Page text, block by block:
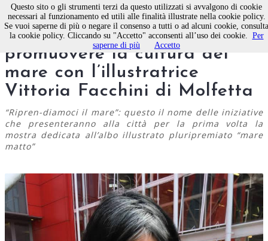
“Il popolo granchio” torna a
promuovere la cultura del
mare con l’illustratrice
Vittoria Facchini di Molfetta
“Ripren-diamoci il mare”: questo il nome delle iniziative
che presenteranno alla città per la prima volta la
mostra dedicata all’albo illustrato pluripremiato “mare
matto”
Questo sito o gli strumenti terzi da questo utilizzati si avvalgono di cookie
necessari al funzionamento ed utili alle finalità illustrate nella cookie policy.
Se vuoi saperne di più o negare il consenso a tutti o ad alcuni cookie, consulta
la cookie policy. Cliccando su "Accetto" acconsenti all’uso dei cookie. Per
saperne di più
Accetto